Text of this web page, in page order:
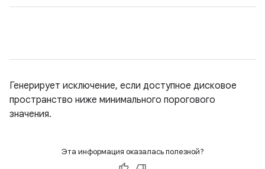
Генерирует исключение, если доступное дисковое
пространство ниже минимального порогового
значения.
Эта информация оказалась полезной?